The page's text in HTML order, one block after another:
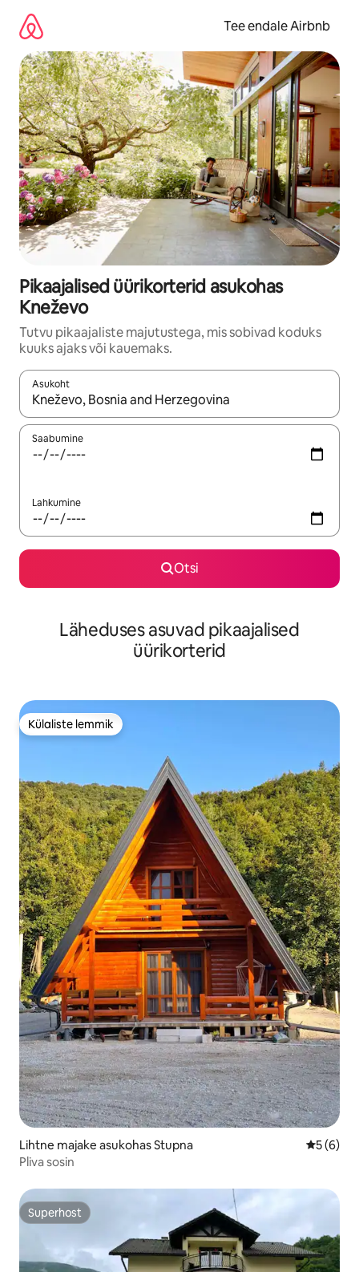
juurde
Tee endale Airbnb
Pikaajalised üürikorterid asukohas
Kneževo
Tutvu pikaajaliste majutustega, mis sobivad koduks
kuuks ajaks või kauemaks.
Asukoht
Kui tulemused on kuvatud, liigu ekraanil nooleklahvidega või
Saabumine
Lahkumine
Otsi
Läheduses asuvad pikaajalised
üürikorterid
Külaliste lemmik
Külaliste lemmik
Lihtne majake asukohas Stupna
5 (6)
Pliva sosin
Superhost
Superhost